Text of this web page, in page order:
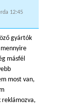
12:45
gyártók
másfél
most van,
reklámozva,